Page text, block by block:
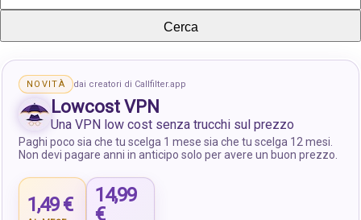
Cerca
NOVITÀ dai creatori di Callfilter.app
Lowcost VPN
Una VPN low cost senza trucchi sul prezzo
Paghi poco sia che tu scelga 1 mese sia che tu scelga 12 mesi.
Non devi pagare anni in anticipo solo per avere un buon prezzo.
1,49 €
14,99
€